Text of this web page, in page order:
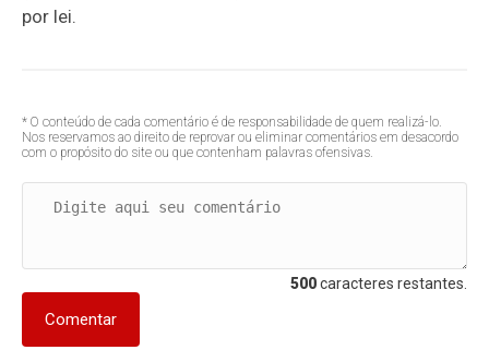
por lei.
* O conteúdo de cada comentário é de responsabilidade de quem realizá-lo.
Nos reservamos ao direito de reprovar ou eliminar comentários em desacordo
com o propósito do site ou que contenham palavras ofensivas.
500caracteres restantes.
Comentar